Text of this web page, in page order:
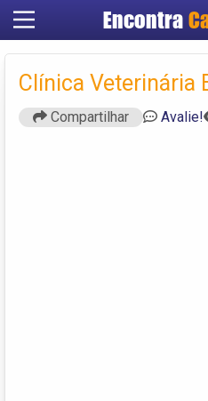
Encontra
Clínica Veterinária
Compartilhar Avalie!